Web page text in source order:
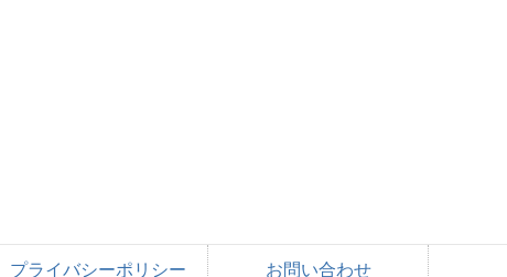
プライバシーポリシー お問い合わせ